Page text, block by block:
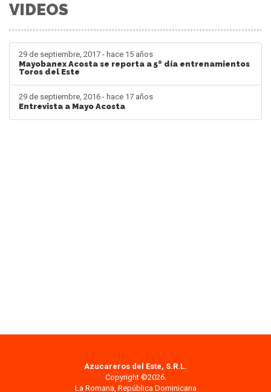
VIDEOS
29 de septiembre, 2017 - hace 15 años
Mayobanex Acosta se reporta a 5º día entrenamientos
Toros del Este
29 de septiembre, 2016 - hace 17 años
Entrevista a Mayo Acosta
Azucareros del Este, S.R.L.
Copyright ©2026.
La Romana, República Dominicana